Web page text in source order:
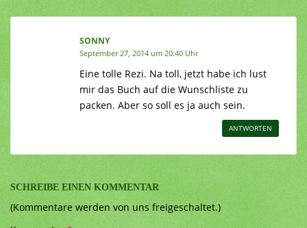
SONNY
September 27, 2014 um 20:40 Uhr
Eine tolle Rezi. Na toll, jetzt habe ich lust
mir das Buch auf die Wunschliste zu
packen. Aber so soll es ja auch sein.
ANTWORTEN
SCHREIBE EINEN KOMMENTAR
(Kommentare werden von uns freigeschaltet.)